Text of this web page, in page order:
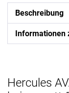
Beschreibung
Informationen
Hercules